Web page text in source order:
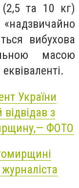
(2,5 та 10 кг)
«надзвичайно
вибухова
масою
України
з
ФОТО